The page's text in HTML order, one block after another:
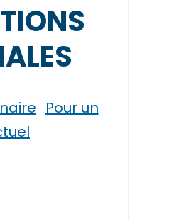
Pour un